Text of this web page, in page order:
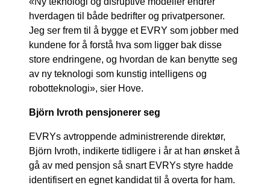
hverdagen til både bedrifter og privatpersoner.
Jeg ser frem til å bygge et EVRY som jobber med
kundene for å forstå hva som ligger bak disse
store endringene, og hvordan de kan benytte seg
av ny teknologi som kunstig intelligens og
robotteknologi», sier Hove.
Björn Ivroth pensjonerer seg
EVRYs avtroppende administrerende direktør,
Björn Ivroth, indikerte tidligere i år at han ønsket å
gå av med pensjon så snart EVRYs styre hadde
identifisert en egnet kandidat til å overta for ham.